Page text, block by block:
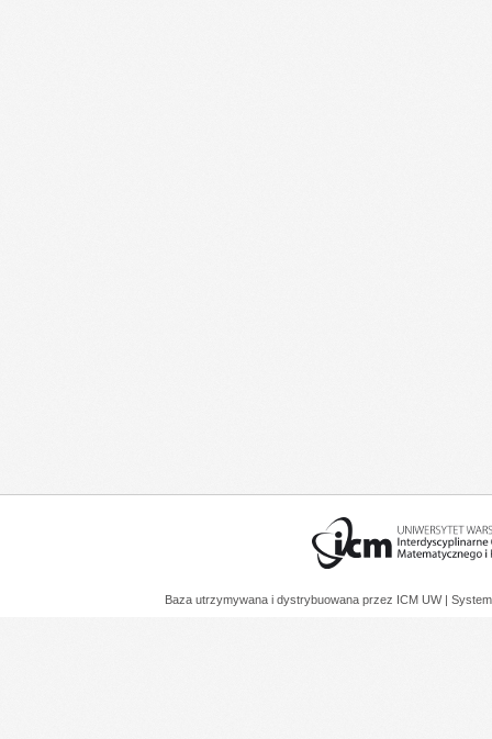
Baza utrzymywana i dystrybuowana przez ICM UW |